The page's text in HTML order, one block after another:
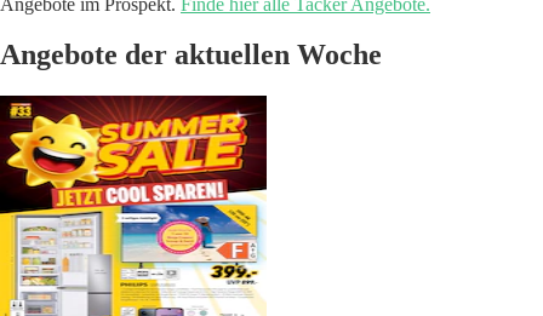
Angebote der aktuellen Woche